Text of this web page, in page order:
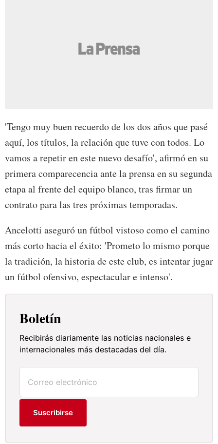
'Tengo muy buen recuerdo de los dos años que pasé
aquí, los títulos, la relación que tuve con todos. Lo
vamos a repetir en este nuevo desafío', afirmó en su
primera comparecencia ante la prensa en su segunda
etapa al frente del equipo blanco, tras firmar un
contrato para las tres próximas temporadas.
Ancelotti aseguró un fútbol vistoso como el camino
más corto hacia el éxito: 'Prometo lo mismo porque
la tradición, la historia de este club, es intentar jugar
un fútbol ofensivo, espectacular e intenso'.
Boletín
Recibirás diariamente las noticias nacionales e
internacionales más destacadas del día.
Suscribirse